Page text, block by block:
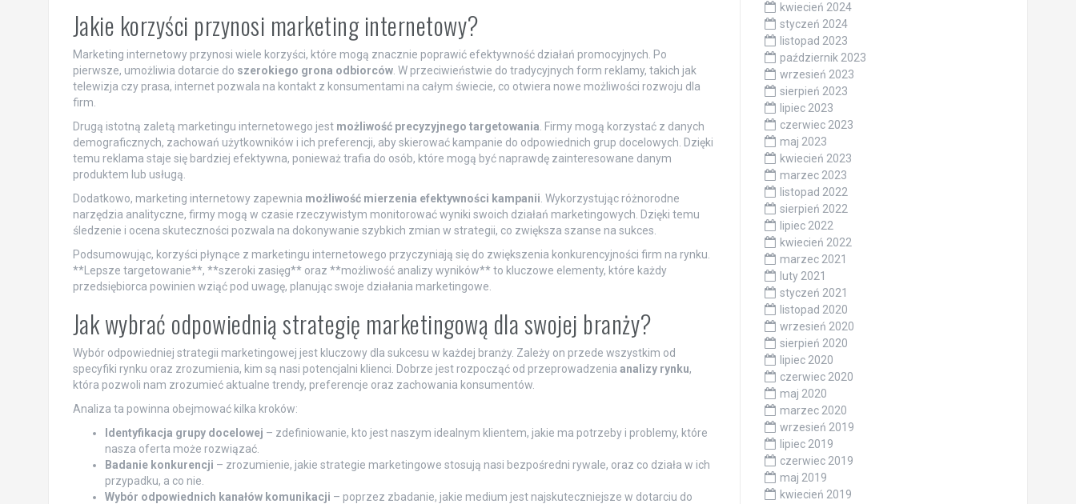
Jakie korzyści przynosi marketing internetowy?
Marketing internetowy przynosi wiele korzyści, które mogą znacznie poprawić efektywność działań promocyjnych. Po
pierwsze, umożliwia dotarcie do szerokiego grona odbiorców. W przeciwieństwie do tradycyjnych form reklamy, takich jak
telewizja czy prasa, internet pozwala na kontakt z konsumentami na całym świecie, co otwiera nowe możliwości rozwoju dla
firm.
Drugą istotną zaletą marketingu internetowego jest możliwość precyzyjnego targetowania . Firmy mogą korzystać z danych
demograficznych, zachowań użytkowników i ich preferencji, aby skierować kampanie do odpowiednich grup docelowych. Dzięki
temu reklama staje się bardziej efektywna, ponieważ trafia do osób, które mogą być naprawdę zainteresowane danym
produktem lub usługą.
Dodatkowo, marketing internetowy zapewnia możliwość mierzenia efektywności kampanii . Wykorzystując różnorodne
narzędzia analityczne, firmy mogą w czasie rzeczywistym monitorować wyniki swoich działań marketingowych. Dzięki temu
śledzenie i ocena skuteczności pozwala na dokonywanie szybkich zmian w strategii, co zwiększa szanse na sukces.
Podsumowując, korzyści płynące z marketingu internetowego przyczyniają się do zwiększenia konkurencyjności firm na rynku.
**Lepsze targetowanie**, **szeroki zasięg** oraz **możliwość analizy wyników** to kluczowe elementy, które każdy
przedsiębiorca powinien wziąć pod uwagę, planując swoje działania marketingowe.
Jak wybrać odpowiednią strategię marketingową dla swojej branży?
Wybór odpowiedniej strategii marketingowej jest kluczowy dla sukcesu w każdej branży. Zależy on przede wszystkim od
specyfiki rynku oraz zrozumienia, kim są nasi potencjalni klienci. Dobrze jest rozpocząć od przeprowadzenia analizy rynku,
która pozwoli nam zrozumieć aktualne trendy, preferencje oraz zachowania konsumentów.
Analiza ta powinna obejmować kilka kroków:
Identyfikacja grupy docelowej – zdefiniowanie, kto jest naszym idealnym klientem, jakie ma potrzeby i problemy, które
nasza oferta może rozwiązać.
Badanie konkurencji – zrozumienie, jakie strategie marketingowe stosują nasi bezpośredni rywale, oraz co działa w ich
przypadku, a co nie.
Wybór odpowiednich kanałów komunikacji – poprzez zbadanie, jakie medium jest najskuteczniejsze w dotarciu do
kwiecień 2024
styczeń 2024
listopad 2023
październik 2023
wrzesień 2023
sierpień 2023
lipiec 2023
czerwiec 2023
maj 2023
kwiecień 2023
marzec 2023
listopad 2022
sierpień 2022
lipiec 2022
kwiecień 2022
marzec 2021
luty 2021
styczeń 2021
listopad 2020
wrzesień 2020
sierpień 2020
lipiec 2020
czerwiec 2020
maj 2020
marzec 2020
wrzesień 2019
lipiec 2019
czerwiec 2019
maj 2019
kwiecień 2019